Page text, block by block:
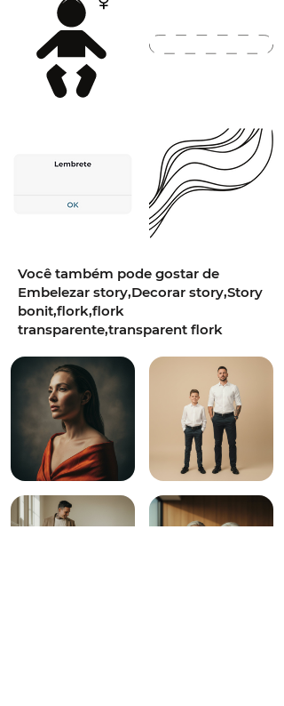
Você também pode gostar de
Embelezar story,Decorar story,Story
bonit,flork,flork
transparente,transparent flork